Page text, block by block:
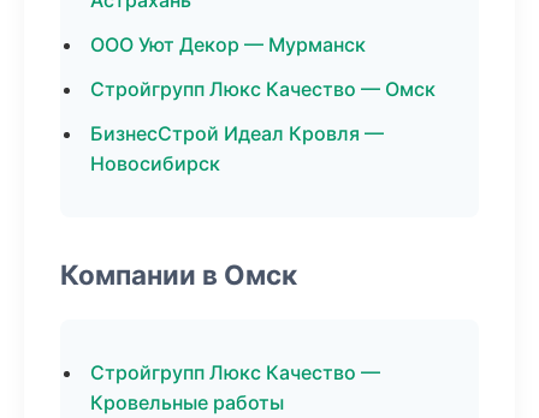
ООО Уют Декор — Мурманск
Стройгрупп Люкс Качество — Омск
БизнесСтрой Идеал Кровля —
Новосибирск
Компании в Омск
Стройгрупп Люкс Качество —
Кровельные работы